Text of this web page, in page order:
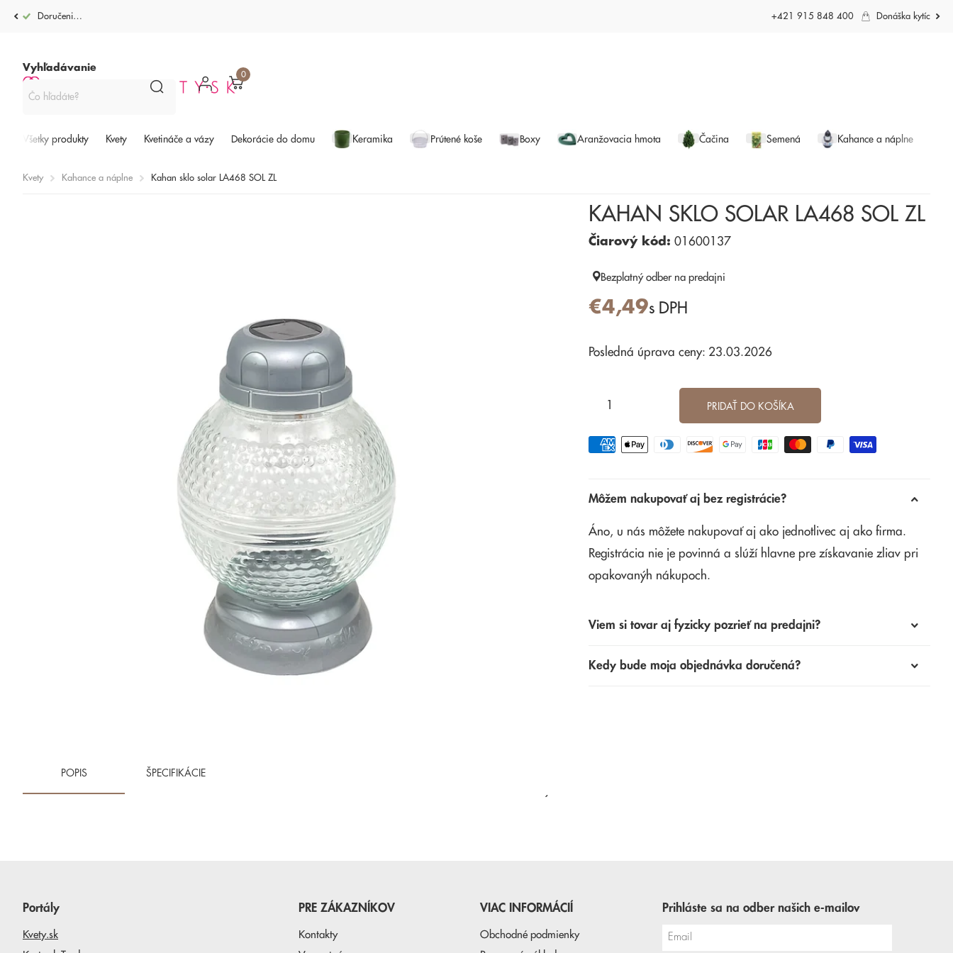
Doručenie po celej SR od 4,99€ +421 915 848 400 Donáška kytíc
Vyhľadávanie
0
Všetky produkty Kvety Kvetináče a vázy Dekorácie do domu Keramika Prútené koše Boxy Aranžovacia hmota Čačina Semená Kahance a náplne
Kvety Kahance a náplne Kahan sklo solar LA468 SOL ZL
KAHAN SKLO SOLAR LA468 SOL ZL
Čiarový kód: 01600137
Bezplatný odber na predajni
€4,49s DPH
Posledná úprava ceny: 23.03.2026
PRIDAŤ DO KOŠÍKA
Môžem nakupovať aj bez registrácie?
Áno, u nás môžete nakupovať aj ako jednotlivec aj ako firma.
Registrácia nie je povinná a slúží hlavne pre získavanie zliav pri
opakovanýh nákupoch.
Viem si tovar aj fyzicky pozrieť na predajni?
Kedy bude moja objednávka doručená?
POPIS ŠPECIFIKÁCIE
Portály
Kvety.sk
PRE ZÁKAZNÍKOV
Kontakty
VIAC INFORMÁCIÍ
Obchodné podmienky
Prihláste sa na odber našich e-mailov